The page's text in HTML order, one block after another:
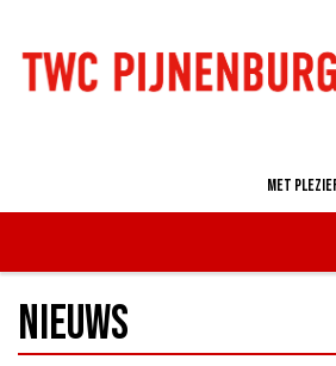
Met
Nieuws